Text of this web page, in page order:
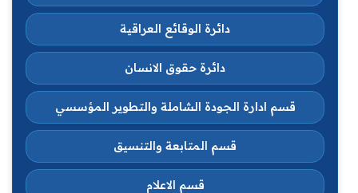
دائرة الوقائع العراقية
دائرة حقوق الانسان
قسم ادارة الجودة الشاملة والتطوير المؤسسي
قسم المتابعة والتنسيق
قسم الاعلام